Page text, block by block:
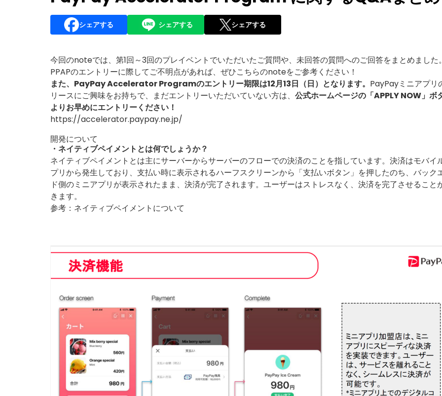
シェアする シェアする シェアする
今回のnoteでは、第1回～3回のプレイベントでいただいたご質問や、未回答の質問へのご回答をまとめました。
PPAPのエントリーに際してご不明点があれば、ぜひこちらのnoteをご参考ください！
また、PayPay Accelerator Programのエントリー期限は12月13日（日）となります。 PayPayミニアプリ
リースにご興味をお持ちで、まだエントリーいただいていない方は、 公式ホームページの「APPLY NOW」ボ
よりお早めにエントリーください！
https://accelerator.paypay.ne.jp/
開発について
・ネイティブペイメントとは何でしょうか？
ネイティブペイメントとは主にサーバーからサーバーのフローでの決済のことを指しています。決済はモバイ
プリから発生しており、支払い時に表示されるハーフスクリーンから「支払いボタン」を押したのち、バック
ド側のミニアプリが表示されたまま、決済が完了されます。ユーザーはストレスなく、決済を完了させること
きます。
参考：ネイティブペイメントについて